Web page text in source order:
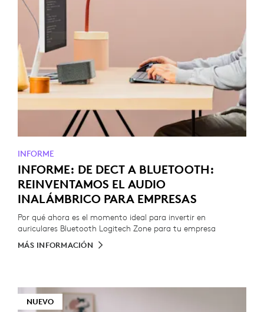
INFORME
INFORME: DE DECT A BLUETOOTH:
REINVENTAMOS EL AUDIO
INALÁMBRICO PARA EMPRESAS
Por qué ahora es el momento ideal para invertir en
auriculares Bluetooth Logitech Zone para tu empresa
MÁS INFORMACIÓN
NUEVO